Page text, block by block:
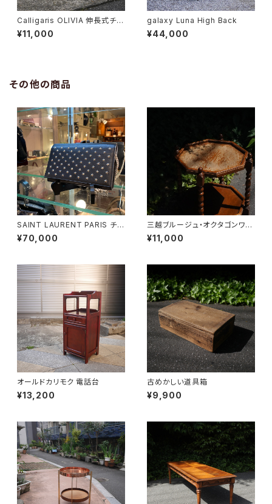
Calligaris OLIVIA 伸長式チェ
ア
¥11,000
galaxy Luna High Back
¥44,000
その他の商品
SAINT LAURENT PARIS チェ
ーンショルダーウォレット
¥70,000
三越ブルージュ・オクタゴンワゴ
ン
¥11,000
オールドカリモク 電話台
¥13,200
古めかしい道具箱
¥9,900